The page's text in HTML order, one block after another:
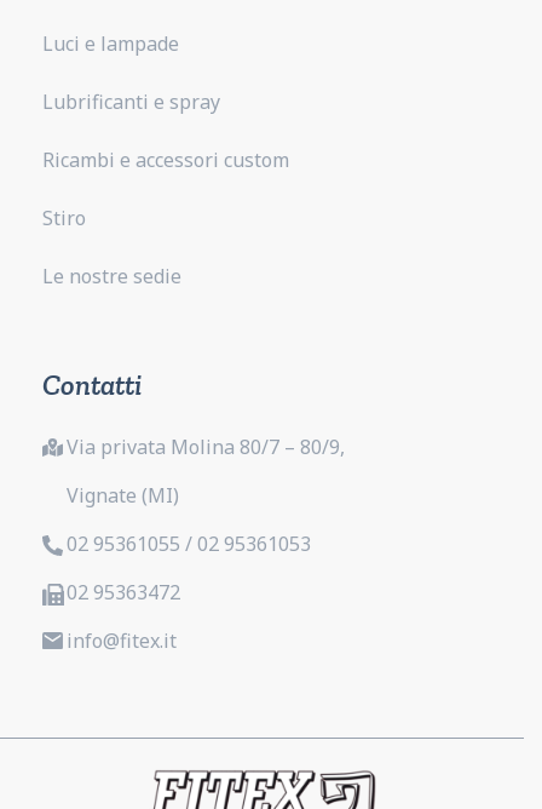
Luci e lampade
Lubrificanti e spray
Ricambi e accessori custom
Stiro
Le nostre sedie
Contatti
Via privata Molina 80/7 – 80/9,
Vignate (MI)
02 95361055 / 02 95361053
02 95363472
info@fitex.it